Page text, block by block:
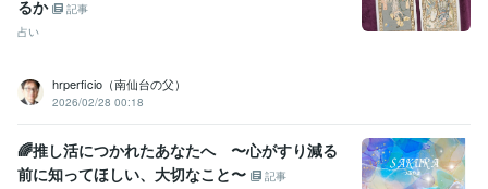
るか
記事
占い
hrperficio（南仙台の父）
2026/02/28 00:18
🌈推し活につかれたあなたへ 〜心がすり減る
前に知ってほしい、大切なこと〜
記事